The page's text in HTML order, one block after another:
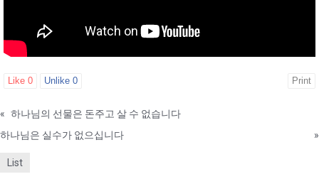
Like 0 Unlike 0 Print
« 하나님의 선물은 돈주고 살 수 없습니다
하나님은 실수가 없으십니다
»
List